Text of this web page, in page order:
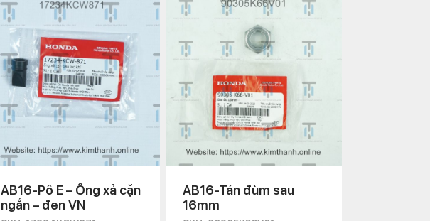
AB16-Pô E – Ống xả cặn
ngắn – đen VN
AB16-Tán đùm sau
16mm